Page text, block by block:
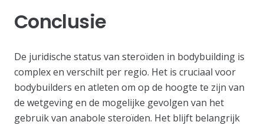
Conclusie
De juridische status van steroïden in bodybuilding is
complex en verschilt per regio. Het is cruciaal voor
bodybuilders en atleten om op de hoogte te zijn van
de wetgeving en de mogelijke gevolgen van het
gebruik van anabole steroïden. Het blijft belangrijk